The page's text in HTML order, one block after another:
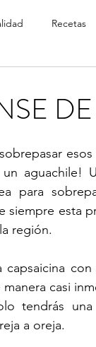
Recetas
aguachile!
para
siempre esta
región.
con
casi
tendrás una
a oreja.